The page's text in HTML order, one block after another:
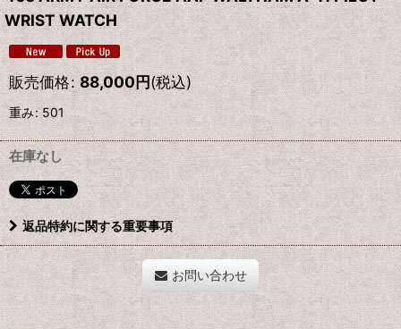
WRIST WATCH
販売価格: 88,000円(税込)
重み:501
在庫なし
返品特約に関する重要事項
お問い合わせ